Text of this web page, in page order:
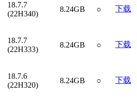
18.7.7
(22H340)
8.24GB ○ 下载
18.7.7
(22H333)
8.24GB ○ 下载
18.7.6
(22H320)
8.24GB ○ 下载